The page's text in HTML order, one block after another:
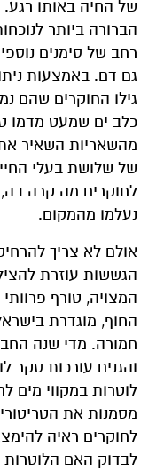
של החיה באותו רגע.
הברורה ביותר
רחב של סימנים
גילו החוקרים שהם
כלב ים שמעט מדמו
של שלושת בעלי
לחוקרים מה קרה
נעלמו מהמקום.
אולם לא צריך
הגששות עוזרת
המצויה, טורף
החוף, מוגדרת
חמורה. מדי שנה
והגנים עורכות סקר
לוטרות במקווי מים
מסמנות את
לחוקרים ראיה
לבדוק האם